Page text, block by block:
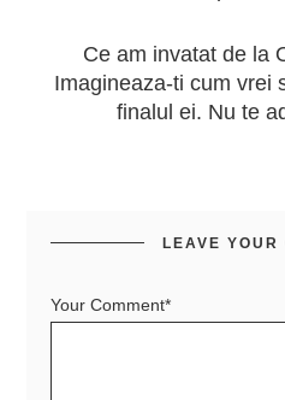
Ce am invatat de la
Imagineaza-ti cum vrei
finalul ei. Nu te
LEAVE YOUR
Your Comment*